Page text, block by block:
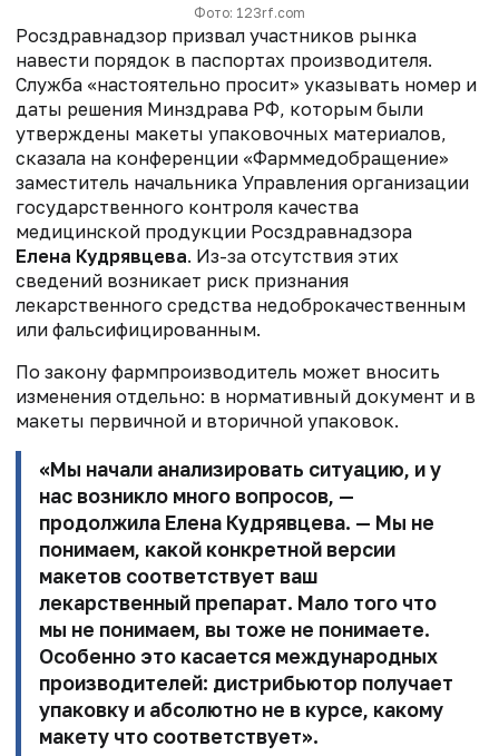
Фото: 123rf.com
Росздравнадзор призвал участников рынка
навести порядок в паспортах производителя.
Служба «настоятельно просит» указывать номер и
даты решения Минздрава РФ, которым были
утверждены макеты упаковочных материалов,
сказала на конференции «Фарммедобращение»
заместитель начальника Управления организации
государственного контроля качества
медицинской продукции Росздравнадзора
Елена Кудрявцева. Из-за отсутствия этих
сведений возникает риск признания
лекарственного средства недоброкачественным
или фальсифицированным.
По закону фармпроизводитель может вносить
изменения отдельно: в нормативный документ и в
макеты первичной и вторичной упаковок.
«Мы начали анализировать ситуацию, и у
нас возникло много вопросов, —
продолжила Елена Кудрявцева. — Мы не
понимаем, какой конкретной версии
макетов соответствует ваш
лекарственный препарат. Мало того что
мы не понимаем, вы тоже не понимаете.
Особенно это касается международных
производителей: дистрибьютор получает
упаковку и абсолютно не в курсе, какому
макету что соответствует».